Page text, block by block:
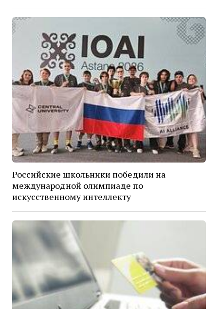
Российские школьники победили на
международной олимпиаде по
искусственному интеллекту